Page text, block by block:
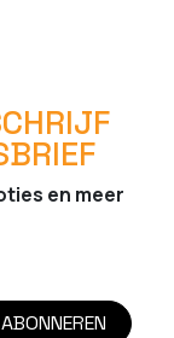
en meer
ABONNEREN